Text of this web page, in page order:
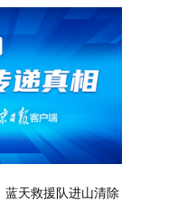
天救援队进山清除